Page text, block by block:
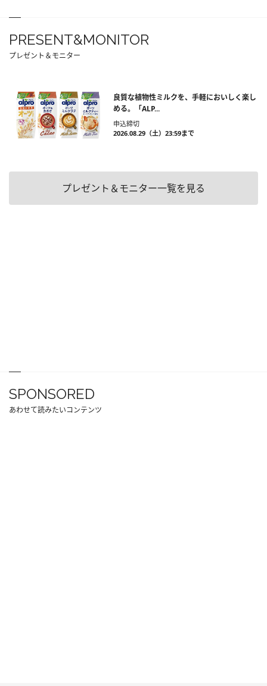
PRESENT&MONITOR
プレゼント＆モニター
良質な植物性ミルクを、手軽においしく楽し
める。「ALP...
申込締切
2026.08.29（土）23:59まで
プレゼント＆モニター一覧を見る
SPONSORED
あわせて読みたいコンテンツ